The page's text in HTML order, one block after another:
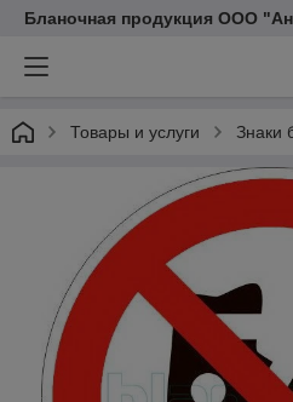
Бланочная продукция ООО
Товары и услуги Знаки